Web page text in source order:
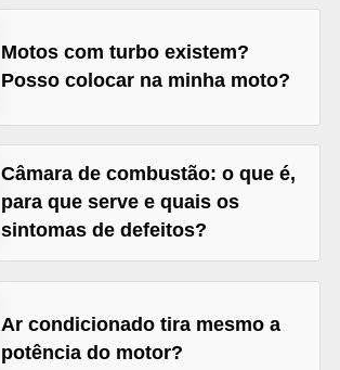
Motos com turbo existem?
Posso colocar na minha moto?
Câmara de combustão: o que é,
para que serve e quais os
sintomas de defeitos?
Ar condicionado tira mesmo a
potência do motor?